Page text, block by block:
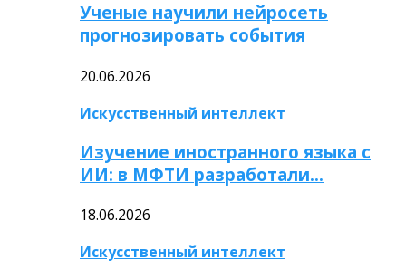
Ученые научили нейросеть
прогнозировать события
20.06.2026
Искусственный интеллект
Изучение иностранного языка с
ИИ: в МФТИ разработали…
18.06.2026
Искусственный интеллект